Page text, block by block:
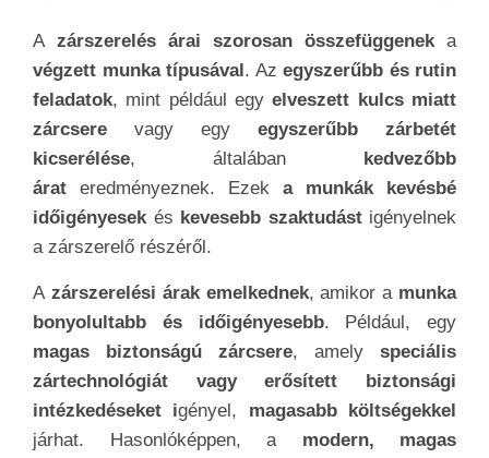
A zárszerelés árai szorosan összefüggeneka
végzett munka típusával. Az egyszerűbb és rutin
feladatok, mint például egy elveszett kulcs miatt
zárcsere vagy egy egyszerűbb zárbetét
kicserélése, általában kedvezőbb
árat eredményeznek. Ezek a munkák kevésbé
időigényesek és kevesebb szaktudástigényelnek
a zárszerelő részéről.
A zárszerelési árak emelkednek, amikor amunka
bonyolultabb és időigényesebb. Például, egy
magas biztonságú zárcsere, amely speciális
zártechnológiát vagy erősített biztonsági
intézkedéseket igényel, magasabb költségekkel
járhat. Hasonlóképpen, a modern, magas